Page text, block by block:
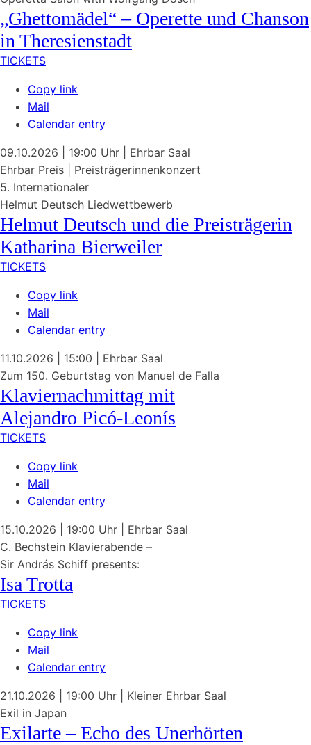
„Ghettomädel“ – Operette und Chanson
in Theresienstadt
TICKETS
Copy link
Mail
Calendar entry
09.10.2026 | 19:00 Uhr
Ehrbar Saal
Ehrbar Preis | Preisträgerinnenkonzert
5. Internationaler
Helmut Deutsch Liedwettbewerb
Helmut Deutsch und die Preisträgerin
Katharina Bierweiler
TICKETS
Copy link
Mail
Calendar entry
11.10.2026 | 15:00
Ehrbar Saal
Zum 150. Geburtstag von Manuel de Falla
Klaviernachmittag mit
Alejandro Picó-Leonís
TICKETS
Copy link
Mail
Calendar entry
15.10.2026 | 19:00 Uhr
Ehrbar Saal
C. Bechstein Klavierabende –
Sir András Schiff presents:
Isa Trotta
TICKETS
Copy link
Mail
Calendar entry
21.10.2026 | 19:00 Uhr
Kleiner Ehrbar Saal
Exil in Japan
Exilarte – Echo des Unerhörten